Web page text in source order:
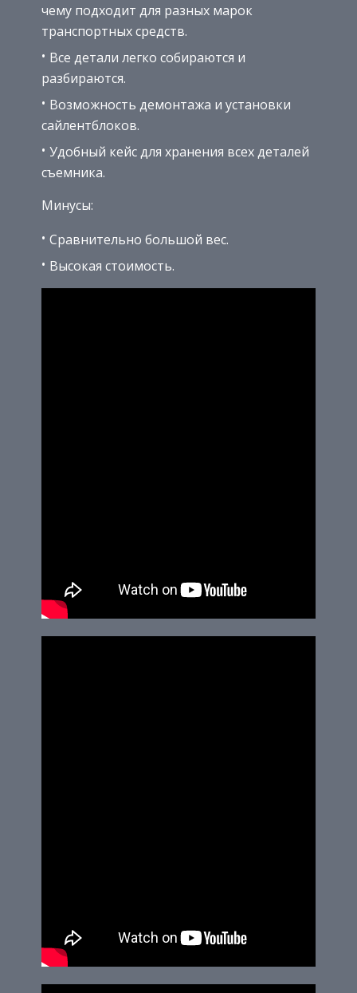
чему подходит для разных марок
транспортных средств.
Все детали легко собираются и
разбираются.
Возможность демонтажа и установки
сайлентблоков.
Удобный кейс для хранения всех деталей
съемника.
Минусы:
Сравнительно большой вес.
Высокая стоимость.